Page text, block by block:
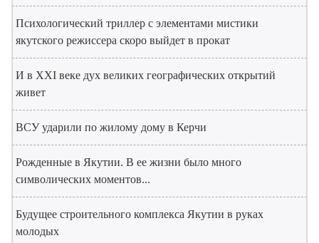
Психологический триллер с элементами мистики
якутского режиссера скоро выйдет в прокат
И в XXI веке дух великих географических открытий
живет
ВСУ ударили по жилому дому в Керчи
Рожденные в Якутии. В ее жизни было много
символических моментов...
Будущее строительного комплекса Якутии в руках
молодых